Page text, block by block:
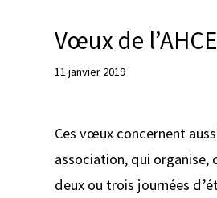
Vœux de
11 janvier 2019
Ces vœux concernent
association, qui organise,
deux ou trois journées